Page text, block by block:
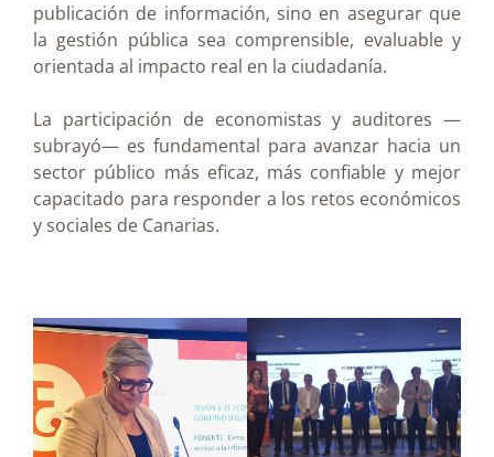
publicación de información, sino en asegurar que
la gestión pública sea comprensible, evaluable y
orientada al impacto real en la ciudadanía.
La participación de economistas y auditores —
subrayó— es fundamental para avanzar hacia un
sector público más eficaz, más confiable y mejor
capacitado para responder a los retos económicos
y sociales de Canarias.